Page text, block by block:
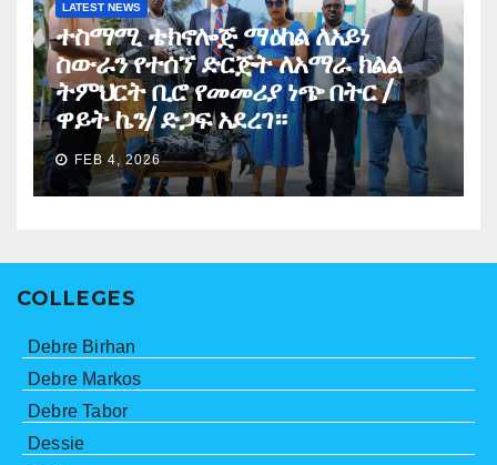
LATEST NEWS
ተስማሚ ቴክኖሎጅ ማዕከል ለአይነ
ስውራን የተሰኘ ድርጅት ለአማራ ክልል
ትምህርት ቢሮ የመመሪያ ነጭ በትር /
ዋይት ኬን/ ድጋፍ አደረገ።
FEB 4, 2026
COLLEGES
Debre Birhan
Debre Markos
Debre Tabor
Dessie